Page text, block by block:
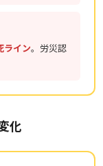
ライン。労災認
化